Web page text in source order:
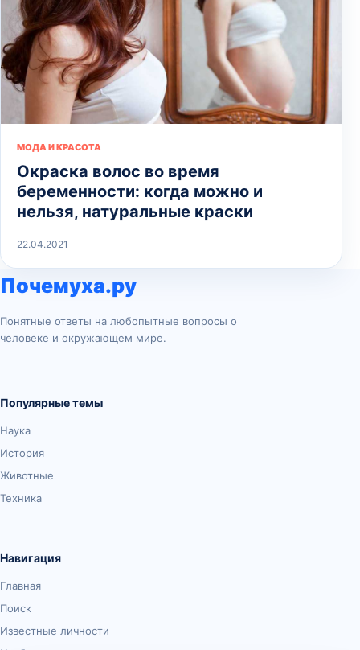
МОДА И КРАСОТА
Окраска волос во время
беременности: когда можно и
нельзя, натуральные краски
22.04.2021
Почемуха.ру
Понятные ответы на любопытные вопросы о
человеке и окружающем мире.
Популярные темы
Наука
История
Животные
Техника
Навигация
Главная
Поиск
Известные личности